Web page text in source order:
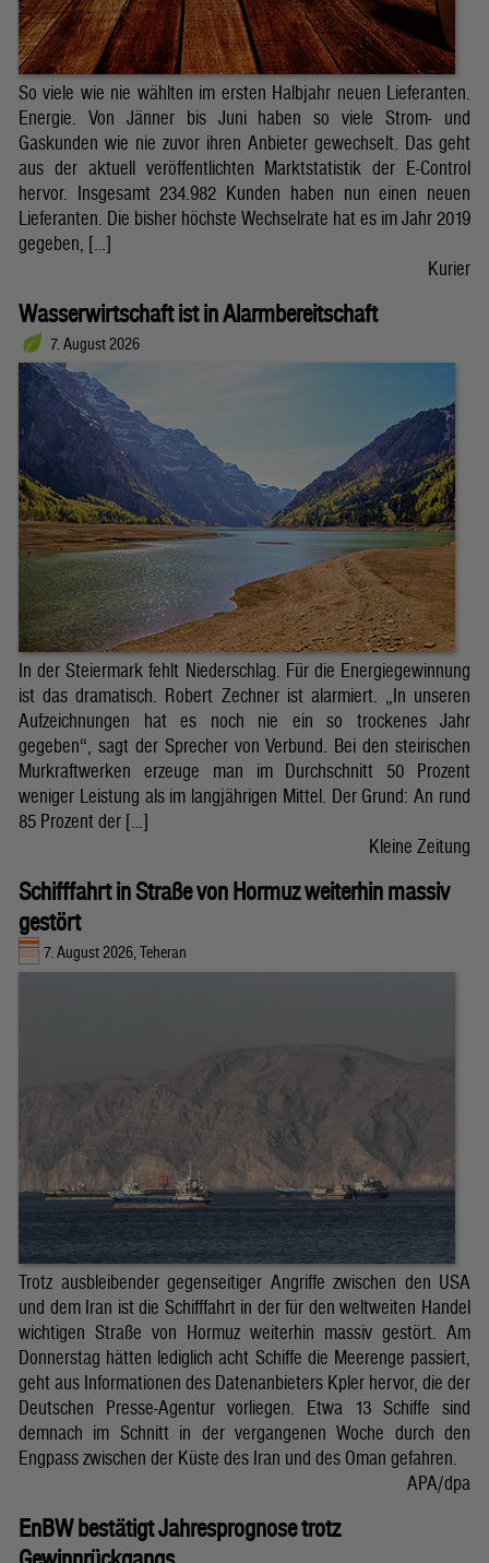
So viele wie nie wählten im ersten Halbjahr neuen Lieferanten.
Energie. Von Jänner bis Juni haben so viele Strom- und
Gaskunden wie nie zuvor ihren Anbieter gewechselt. Das geht
aus der aktuell veröffentlichten Marktstatistik der E-Control
hervor. Insgesamt 234.982 Kunden haben nun einen neuen
Lieferanten. Die bisher höchste Wechselrate hat es im Jahr 2019
gegeben, […]
Kurier
Wasserwirtschaft ist in Alarmbereitschaft
7. August 2026
In der Steiermark fehlt Niederschlag. Für die Energiegewinnung
ist das dramatisch. Robert Zechner ist alarmiert. „In unseren
Aufzeichnungen hat es noch nie ein so trockenes Jahr
gegeben“, sagt der Sprecher von Verbund. Bei den steirischen
Murkraftwerken erzeuge man im Durchschnitt 50 Prozent
weniger Leistung als im langjährigen Mittel. Der Grund: An rund
85 Prozent der […]
Kleine Zeitung
Schifffahrt in Straße von Hormuz weiterhin massiv
gestört
7. August 2026, Teheran
Trotz ausbleibender gegenseitiger Angriffe zwischen den USA
und dem Iran ist die Schifffahrt in der für den weltweiten Handel
wichtigen Straße von Hormuz weiterhin massiv gestört. Am
Donnerstag hätten lediglich acht Schiffe die Meerenge passiert,
geht aus Informationen des Datenanbieters Kpler hervor, die der
Deutschen Presse-Agentur vorliegen. Etwa 13 Schiffe sind
demnach im Schnitt in der vergangenen Woche durch den
Engpass zwischen der Küste des Iran und des Oman gefahren.
APA/dpa
EnBW bestätigt Jahresprognose trotz